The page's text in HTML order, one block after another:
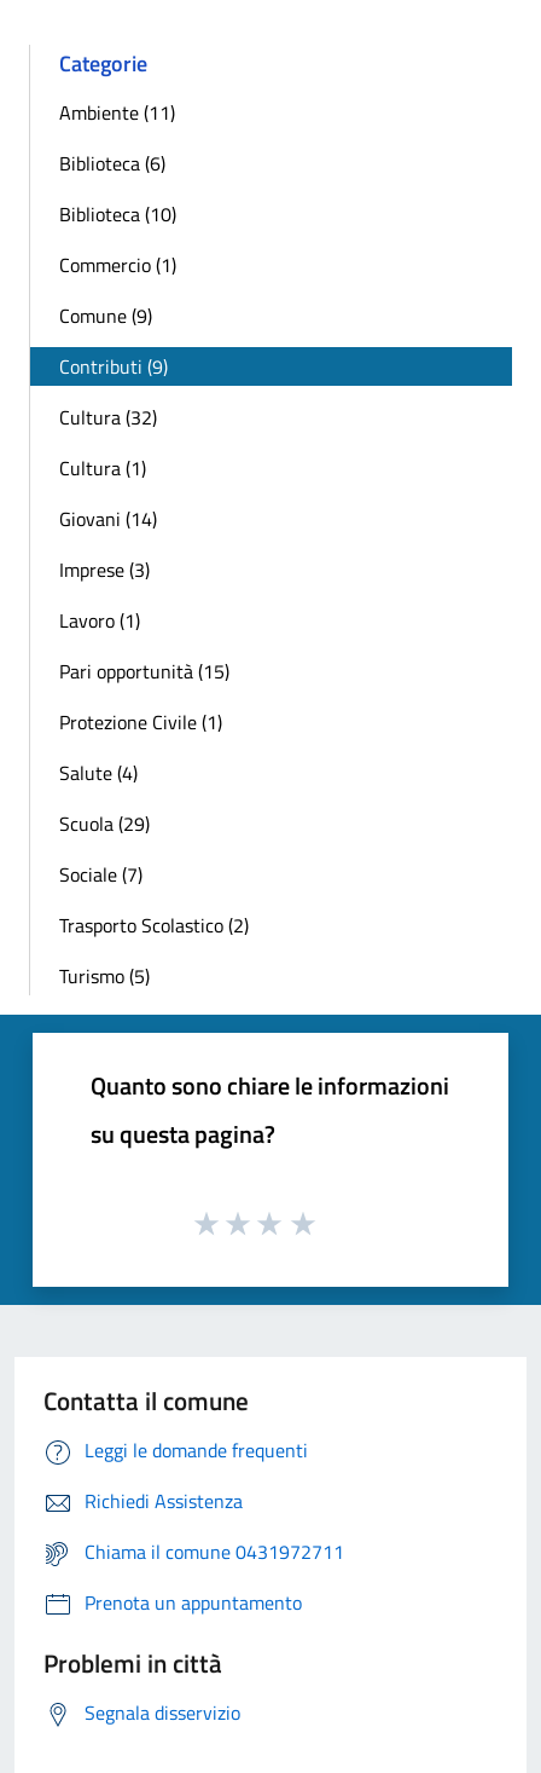
Categorie
Ambiente (11)
Biblioteca (6)
Biblioteca (10)
Commercio (1)
Comune (9)
Contributi (9)
Cultura (32)
Cultura (1)
Giovani (14)
Imprese (3)
Lavoro (1)
Pari opportunità (15)
Protezione Civile (1)
Salute (4)
Scuola (29)
Sociale (7)
Trasporto Scolastico (2)
Turismo (5)
Quanto sono chiare le informazioni
su questa pagina?
Contatta il comune
Leggi le domande frequenti
Richiedi Assistenza
Chiama il comune 0431972711
Prenota un appuntamento
Problemi in città
Segnala disservizio